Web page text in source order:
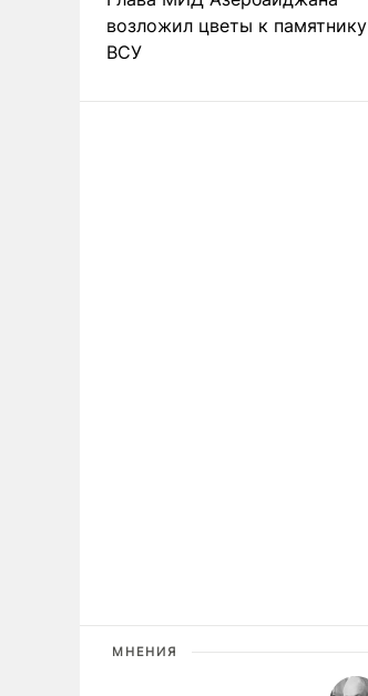
возложил цветы к памятнику
ВСУ
МНЕНИЯ